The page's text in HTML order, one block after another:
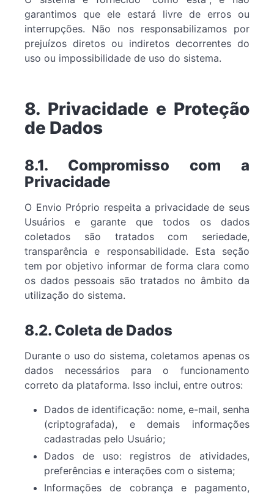
garantimos que ele estará livre de erros ou
interrupções. Não nos responsabilizamos por
prejuízos diretos ou indiretos decorrentes do
uso ou impossibilidade de uso do sistema.
8. Privacidade e Proteção
de Dados
8.1. Compromisso com a
Privacidade
O Envio Próprio respeita a privacidade de seus
Usuários e garante que todos os dados
coletados são tratados com seriedade,
transparência e responsabilidade. Esta seção
tem por objetivo informar de forma clara como
os dados pessoais são tratados no âmbito da
utilização do sistema.
8.2. Coleta de Dados
Durante o uso do sistema, coletamos apenas os
dados necessários para o funcionamento
correto da plataforma. Isso inclui, entre outros:
Dados de identificação: nome, e-mail, senha
(criptografada), e demais informações
cadastradas pelo Usuário;
Dados de uso: registros de atividades,
preferências e interações com o sistema;
Informações de cobrança e pagamento,